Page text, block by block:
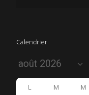
Calendrier
L M M